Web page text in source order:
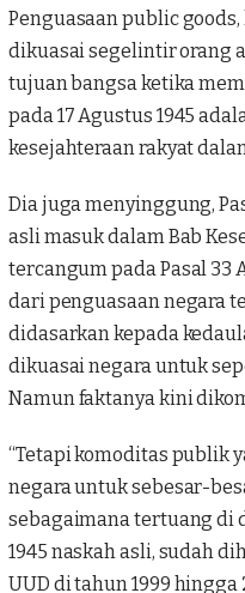
Penguasaan public goods,
dikuasai segelintir orang
tujuan bangsa ketika
pada 17 Agustus 1945
kesejahteraan rakyat
Dia juga menyinggung,
asli masuk dalam Bab
tercangum pada Pasal 33
dari penguasaan negara
didasarkan kepada
dikuasai negara untuk
Namun faktanya kini
“Tetapi komoditas publik
negara untuk sebesar-
sebagaimana tertuang di
1945 naskah asli, sudah
UUD di tahun 1999 hingga